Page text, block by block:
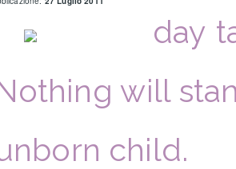
day
will
child.